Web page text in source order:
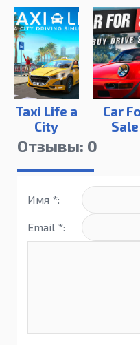
Taxi Life a
City
Driving
Simulator
Car
Sale
Отзывы: 0
Имя *:
Email *: